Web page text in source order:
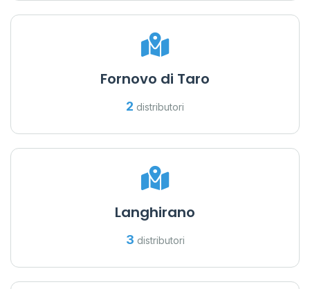
Fornovo di Taro
2 distributori
Langhirano
3 distributori